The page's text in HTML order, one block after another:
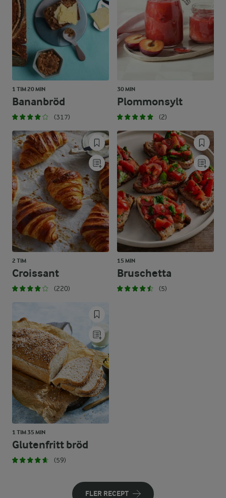
1 TIM 20 MIN
Bananbröd
(317)
30 MIN
Plommonsylt
(2)
2 TIM
Croissant
(220)
15 MIN
Bruschetta
(5)
1 TIM 35 MIN
Glutenfritt bröd
(59)
FLER RECEPT